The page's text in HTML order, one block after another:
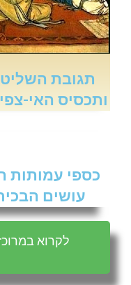
תגובת
ותכסיס האי-
כספי עמותות
עושים
לקרוא